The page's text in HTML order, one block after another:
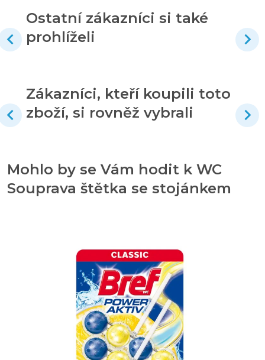
Ostatní zákazníci si také
prohlíželi
Zákazníci, kteří koupili toto
zboží, si rovněž vybrali
Mohlo by se Vám hodit k WC
Souprava štětka se stojánkem